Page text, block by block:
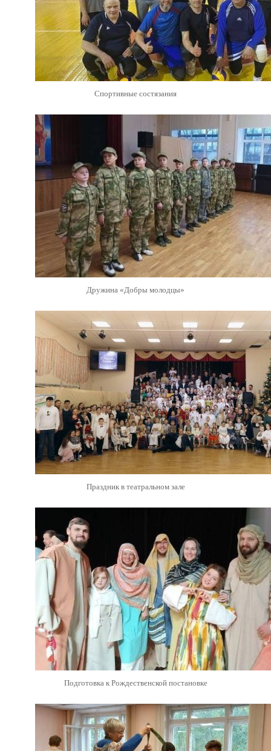
Спортивные состязания
Дружина «Добры молодцы»
Праздник в театральном зале
Подготовка к Рождественской постановке